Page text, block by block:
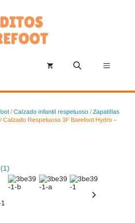
Menú
/Calzado infantil respetuoso /Zapatillas
/ Calzado Respetuoso 3F Barefoot Hydro –